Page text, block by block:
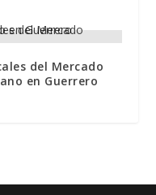
del Mercado
en Guerrero